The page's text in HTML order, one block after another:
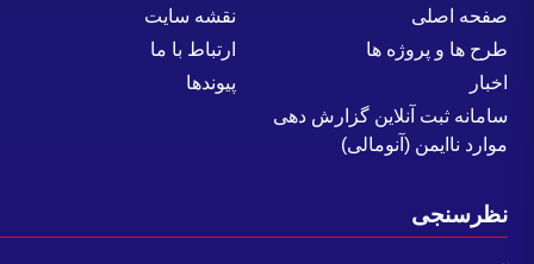
اصلی
ها و پروژه ها
ثبت آنلاین گزارش دهی
ناایمن (آنومالی)
نقشه سایت
ارتباط با ما
پیوندها